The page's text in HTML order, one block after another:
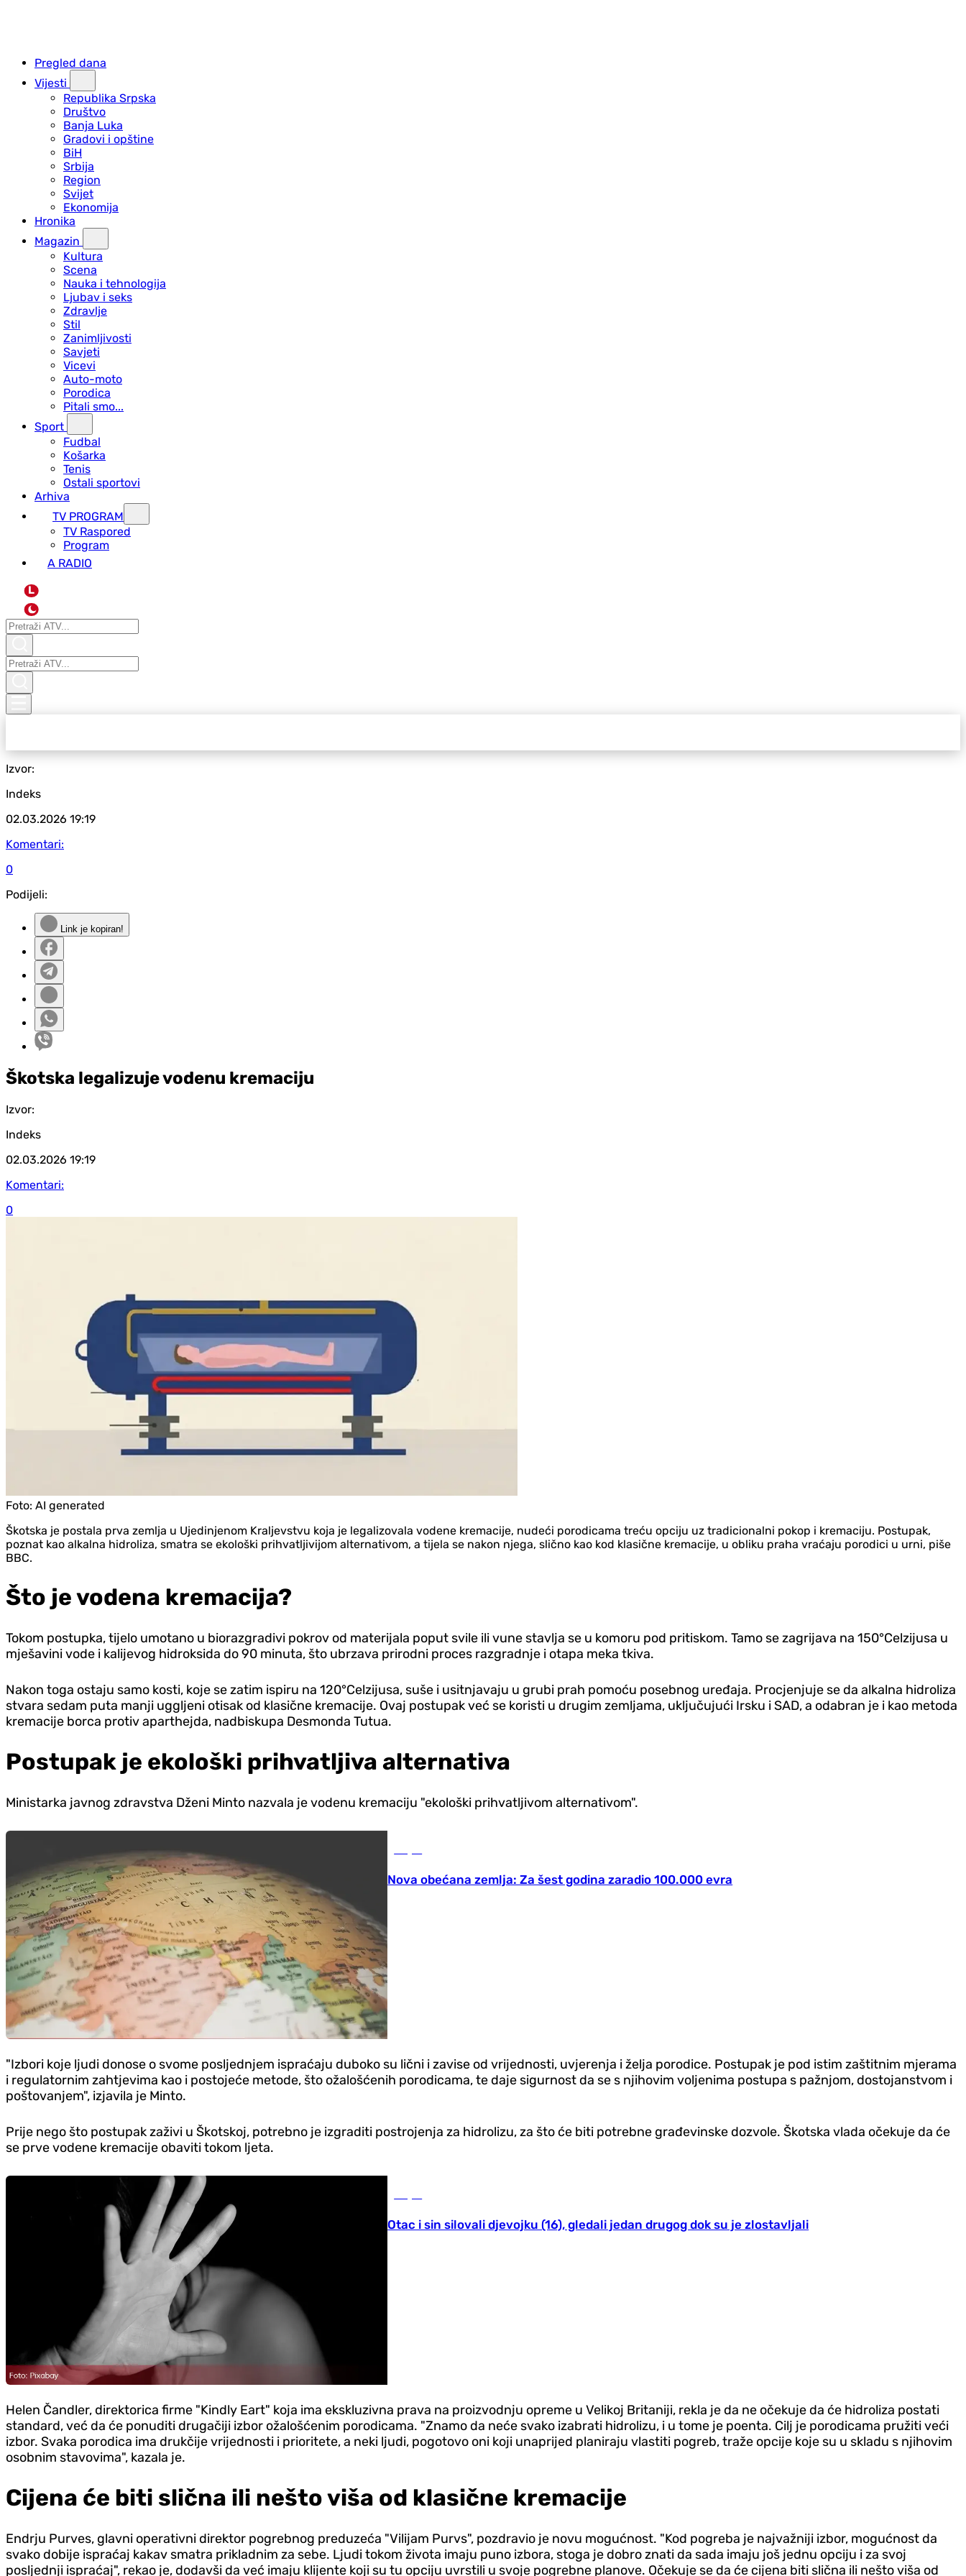
Pregled dana
Vijesti
Republika Srpska
Društvo
Banja Luka
Gradovi i opštine
BiH
Srbija
Region
Svijet
Ekonomija
Hronika
Magazin
Kultura
Scena
Nauka i tehnologija
Ljubav i seks
Zdravlje
Stil
Zanimljivosti
Savjeti
Vicevi
Auto-moto
Porodica
Pitali smo...
Sport
Fudbal
Košarka
Tenis
Ostali sportovi
Arhiva
TV PROGRAM
ТV Raspored
Program
A RADIO
L
Izvor:
Indeks
02.03.2026 19:19
Komentari:
0
Podijeli:
Link je kopiran!
Škotska legalizuje vodenu kremaciju
Izvor:
Indeks
02.03.2026 19:19
Komentari:
0
Foto: AI generated
Škotska je postala prva zemlja u Ujedinjenom Kraljevstvu koja je legalizovala vodene kremacije, nudeći porodicama treću opciju uz tradicionalni pokop i kremaciju. Postupak,
poznat kao alkalna hidroliza, smatra se ekološki prihvatljivijom alternativom, a tijela se nakon njega, slično kao kod klasične kremacije, u obliku praha vraćaju porodici u urni, piše
BBC.
Što je vodena kremacija?
Tokom postupka, tijelo umotano u biorazgradivi pokrov od materijala poput svile ili vune stavlja se u komoru pod pritiskom. Tamo se zagrijava na 150°Celzijusa u
mješavini vode i kalijevog hidroksida do 90 minuta, što ubrzava prirodni proces razgradnje i otapa meka tkiva.
Nakon toga ostaju samo kosti, koje se zatim ispiru na 120°Celzijusa, suše i usitnjavaju u grubi prah pomoću posebnog uređaja. Procjenjuje se da alkalna hidroliza
stvara sedam puta manji uggljeni otisak od klasične kremacije. Ovaj postupak već se koristi u drugim zemljama, uključujući Irsku i SAD, a odabran je i kao metoda
kremacije borca protiv aparthejda, nadbiskupa Desmonda Tutua.
Postupak je ekološki prihvatljiva alternativa
Ministarka javnog zdravstva Dženi Minto nazvala je vodenu kremaciju "ekološki prihvatljivom alternativom".
Nova obećana zemlja: Za šest godina zaradio 100.000 evra
"Izbori koje ljudi donose o svome posljednjem ispraćaju duboko su lični i zavise od vrijednosti, uvjerenja i želja porodice. Postupak je pod istim zaštitnim mjerama
i regulatornim zahtjevima kao i postojeće metode, što ožalošćenih porodicama, te daje sigurnost da se s njihovim voljenima postupa s pažnjom, dostojanstvom i
poštovanjem", izjavila je Minto.
Prije nego što postupak zaživi u Škotskoj, potrebno je izgraditi postrojenja za hidrolizu, za što će biti potrebne građevinske dozvole. Škotska vlada očekuje da će
se prve vodene kremacije obaviti tokom ljeta.
Otac i sin silovali djevojku (16), gledali jedan drugog dok su je zlostavljali
Helen Čandler, direktorica firme "Kindly Eart" koja ima ekskluzivna prava na proizvodnju opreme u Velikoj Britaniji, rekla je da ne očekuje da će hidroliza postati
standard, već da će ponuditi drugačiji izbor ožalošćenim porodicama. "Znamo da neće svako izabrati hidrolizu, i u tome je poenta. Cilj je porodicama pružiti veći
izbor. Svaka porodica ima drukčije vrijednosti i prioritete, a neki ljudi, pogotovo oni koji unaprijed planiraju vlastiti pogreb, traže opcije koje su u skladu s njihovim
osobnim stavovima", kazala je.
Cijena će biti slična ili nešto viša od klasične kremacije
Endrju Purves, glavni operativni direktor pogrebnog preduzeća "Vilijam Purvs", pozdravio je novu mogućnost. "Kod pogreba je najvažniji izbor, mogućnost da
svako dobije ispraćaj kakav smatra prikladnim za sebe. Ljudi tokom života imaju puno izbora, stoga je dobro znati da sada imaju još jednu opciju i za svoj
posljednji ispraćaj", rekao je, dodavši da već imaju klijente koji su tu opciju uvrstili u svoje pogrebne planove. Očekuje se da će cijena biti slična ili nešto viša od